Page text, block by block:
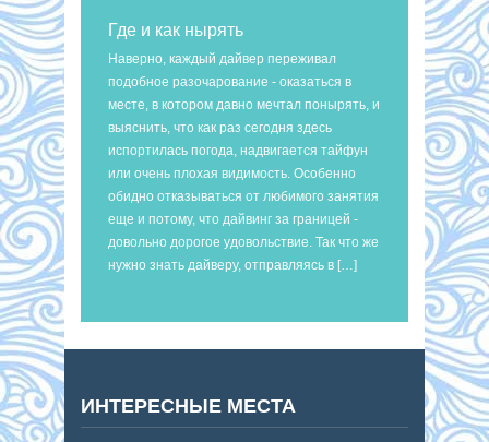
Где и как нырять
Наверно, каждый дайвер переживал
подобное разочарование - оказаться в
месте, в котором давно мечтал понырять, и
выяснить, что как раз сегодня здесь
испортилась погода, надвигается тайфун
или очень плохая видимость. Особенно
обидно отказываться от любимого занятия
еще и потому, что дайвинг за границей -
довольно дорогое удовольствие. Так что же
нужно знать дайверу, отправляясь в […]
ИНТЕРЕСНЫЕ МЕСТА